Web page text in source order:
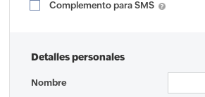
Complemento para SMS
Detalles personales
Nombre